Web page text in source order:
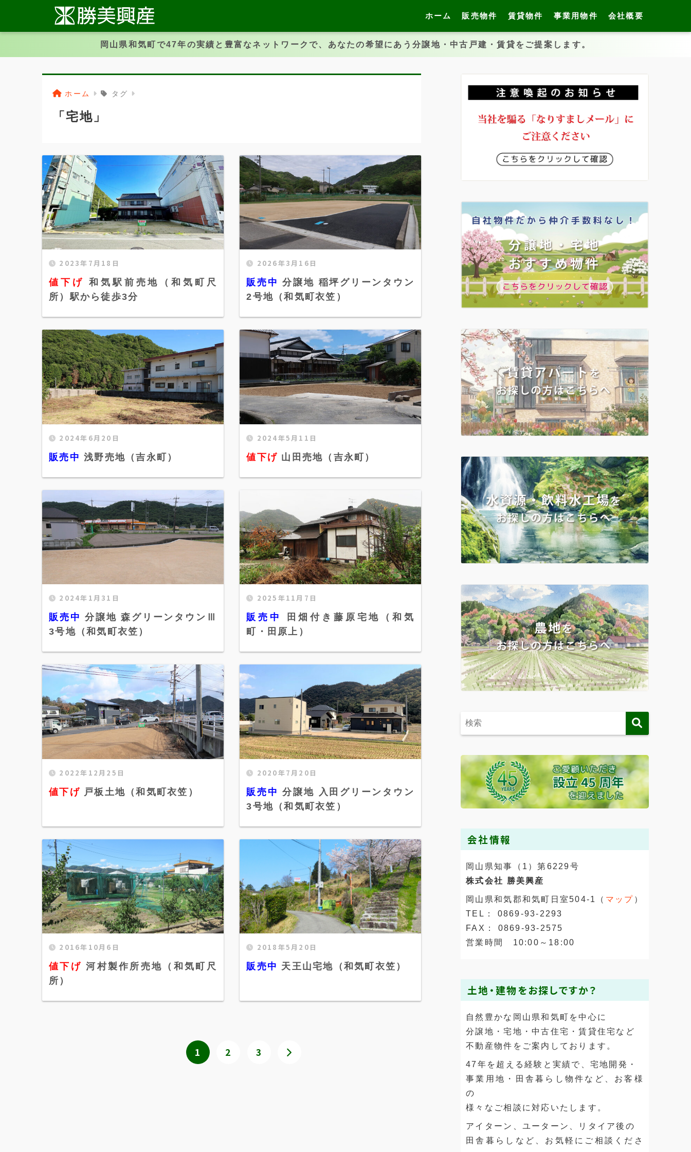
ホーム 販売物件 賃貸物件 事業用物件 会社概要
岡山県和気町で47年の実績と豊富なネットワークで、あなたの希望にあう分譲地・中古戸建・賃貸をご提案します。
ホーム タグ
「宅地」
値下げ 和気駅前売地（和気町尺所）駅か
ら徒歩3分" width="520" height="300"
/>
2023年7月18日
値下げ
和気駅前売地（和気町尺
所）駅から徒歩3分
販売中 分譲地 稲坪グリーンタウン 2号地
（和気町衣笠）" width="520"
height="300" />
2026年3月16日
販売中分譲地 稲坪グリーンタウン
2号地（和気町衣笠）
販売中 浅野売地（吉永町）" width="520"
height="300" />
2024年6月20日
販売中 浅野売地（吉永町）
値下げ 山田売地（吉永町）" width="520"
height="300" />
2024年5月11日
値下げ 山田売地（吉永町）
販売中 分譲地 森グリーンタウンⅢ 3号地
（和気町衣笠）" width="520"
height="300" />
2024年1月31日
販売中分譲地 森グリーンタウンⅢ
3号地（和気町衣笠）
販売中 田畑付き藤原宅地（和気町・田原
上）" width="520" height="300" />
2025年11月7日
販売中
田畑付き藤原宅地（和気
町・田原上）
値下げ 戸板土地（和気町衣笠）"
width="520" height="300" />
2022年12月25日
値下げ 戸板土地（和気町衣笠）
販売中 分譲地 入田グリーンタウン 3号地
（和気町衣笠）" width="520"
height="300" />
2020年7月20日
販売中分譲地 入田グリーンタウン
3号地（和気町衣笠）
2016年10月6日
値下げ河村製作所売地（和気町尺
所）
2018年5月20日
販売中 天王山宅地（和気町衣笠）
1 2 3
会社情報
岡山県知事（1）第6229号
株式会社 勝美興産
岡山県和気郡和気町日室504-1（ マップ ）
TEL： 0869-93-2293
FAX： 0869-93-2575
営業時間 10:00～18:00
土地・建物をお探しですか？
自然豊かな岡山県和気町を中心に
分譲地・宅地・中古住宅・賃貸住宅など
不動産物件をご案内しております。
47年を超える経験と実績で、宅地開発・
事業用地・田舎暮らし物件など、お客様
の
様々なご相談に対応いたします。
アイターン、ユーターン、リタイア後の
田舎暮らしなど、お気軽にご相談くださ